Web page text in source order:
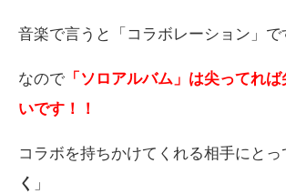
音楽で言うと「コラボレーション」で
なので 「ソロアルバム」は尖ってれ
いです！！
コラボを持ちかけてくれる相手にとっ
く 」